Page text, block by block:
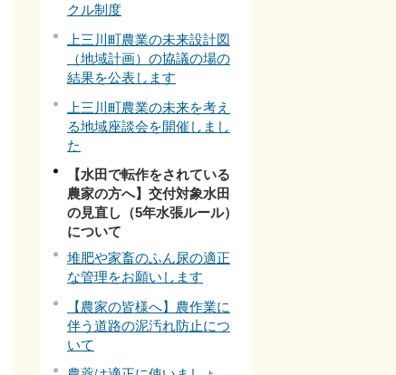
クル制度
上三川町農業の未来設計図
（地域計画）の協議の場の
結果を公表します
上三川町農業の未来を考え
る地域座談会を開催しまし
た
【水田で転作をされている
農家の方へ】交付対象水田
の見直し（5年水張ルール）
について
堆肥や家畜のふん尿の適正
な管理をお願いします
【農家の皆様へ】農作業に
伴う道路の泥汚れ防止につ
いて